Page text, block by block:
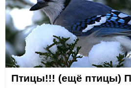
Птицы!!! (ещё птицы)